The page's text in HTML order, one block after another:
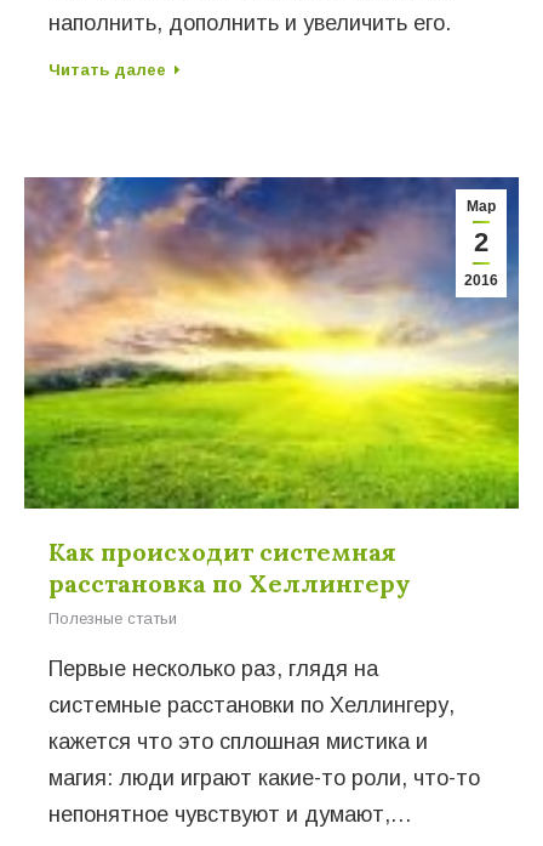
наполнить, дополнить и увеличить его.
Читать далее
Мар
2
2016
Как происходит системная
расстановка по Хеллингеру
Полезные статьи
Первые несколько раз, глядя на
системные расстановки по Хеллингеру,
кажется что это сплошная мистика и
магия: люди играют какие-то роли, что-то
непонятное чувствуют и думают,…